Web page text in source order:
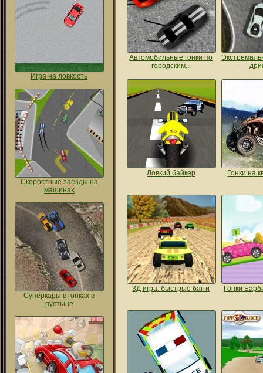
Игра на ловкость
Скоростные заезды на
машинах
Суперкары в гонках в
пустыне
Автомобильные гонки по
городским...
Ловкий байкер Гонки на
3Д игра: быстрые багги Гонки